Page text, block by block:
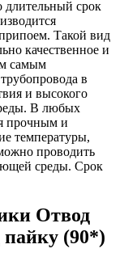
длительный срок
Такой вид
качественное и
самым
в
и высокого
В любых
прочным и
температуры,
проводить
среды. Срок
Отвод
пайку (90*)